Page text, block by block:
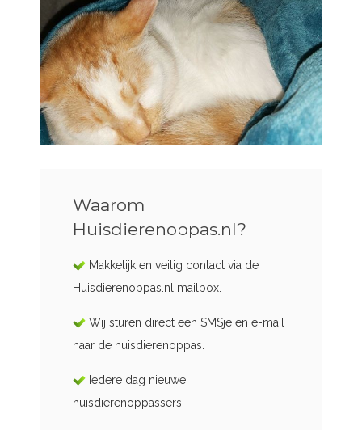
Waarom
Huisdierenoppas.nl?
Makkelijk en veilig contact via de
Huisdierenoppas.nl mailbox.
Wij sturen direct een SMSje en e-mail
naar de huisdierenoppas.
Iedere dag nieuwe
huisdierenoppassers.